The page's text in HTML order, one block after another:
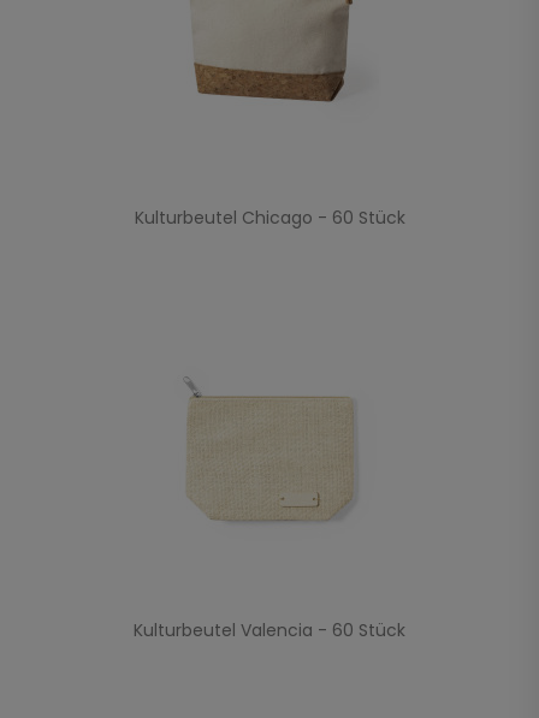
Kulturbeutel Chicago - 60 Stück
Kulturbeutel Valencia - 60 Stück